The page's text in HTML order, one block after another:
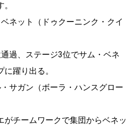
ネット（ドゥクーニンク・クイ
過、ステージ3位でサム・ベネ
躍り出る。
サガン（ボーラ・ハンスグロー
がチームワークで集団からベネッ